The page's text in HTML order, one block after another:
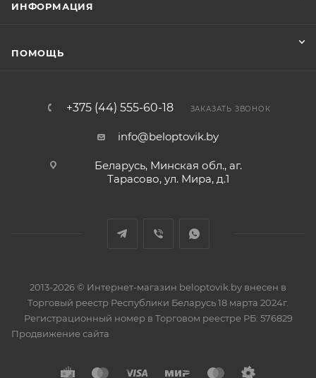
ИНФОРМАЦИЯ
ПОМОЩЬ
+375 (44) 555-60-18 ЗАКАЗАТЬ ЗВОНОК
info@beloptovik.by
Беларусь, Минская обл., аг.
Тарасово, ул. Мира, д.1
2013-2026 © Интернет-магазин beloptovik.by внесен в
Торговый реестр Республики Беларусь 18 марта 2024г.
Регистрационный номер в Торговом реестре РБ: 576829
Продвижение сайта